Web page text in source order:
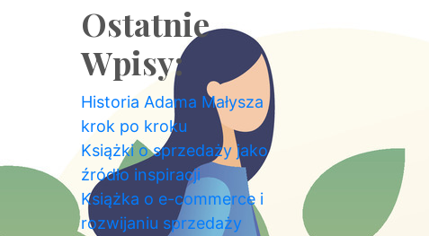
Ostatnie
Wpisy:
Historia Adama Małysza
krok po kroku
Książki o sprzedaży jako
źródło inspiracji
Książka o e-commerce i
rozwijaniu sprzedaży